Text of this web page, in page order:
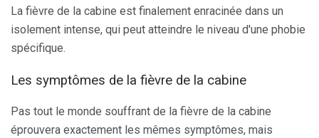
La fièvre de la cabine est finalement enracinée dans un
isolement intense, qui peut atteindre le niveau d'une phobie
spécifique.
Les symptômes de la fièvre de la cabine
Pas tout le monde souffrant de la fièvre de la cabine
éprouvera exactement les mêmes symptômes, mais